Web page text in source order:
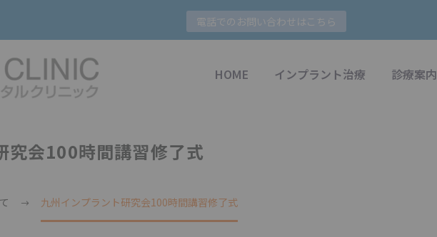
電話でのお問い合わせはこちら
HOME インプラント治療 診療案内
究会100時間講習修了式
九州インプラント研究会100時間講習修了式